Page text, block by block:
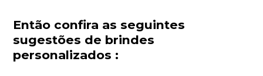
Então confira as seguintes
sugestões de brindes
personalizados :